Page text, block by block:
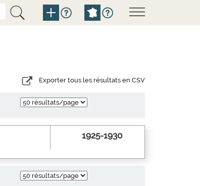
Exporter tous les résultats en CSV
1925-1930